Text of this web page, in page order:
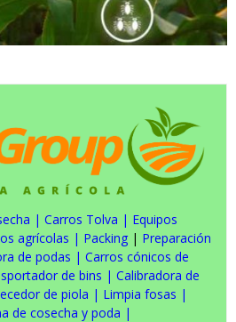
| Carros Tolva | Equipos
agrícolas | Packing | Preparación
de podas | Carros cónicos de
de bins | Calibradora de
de piola | Limpia fosas |
de cosecha y poda |